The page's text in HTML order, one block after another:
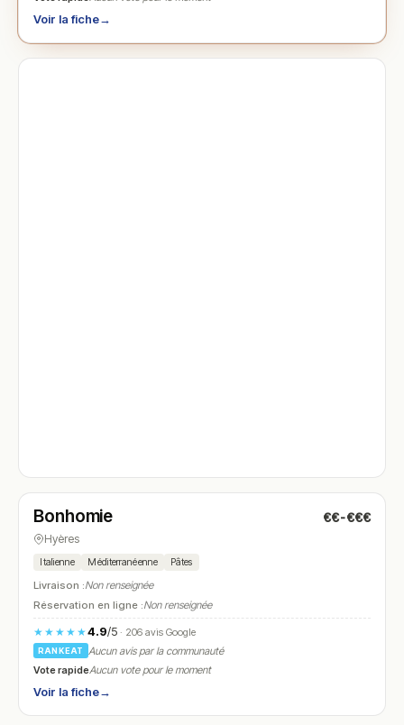
Voir la fiche→
N° 4
Bonhomie €€-€€€
Hyères
Italienne Méditerranéenne Pâtes
Livraison :Non renseignée
Réservation en ligne :Non renseignée
★★★★★4.9/5· 206 avis Google
RANKEAT
Aucun avis par la communauté
Vote rapideAucun vote pour le moment
Voir la fiche→